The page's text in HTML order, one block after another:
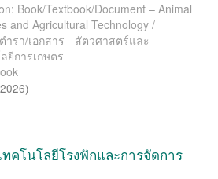
Book/Textbook/Document – Animal
and Agricultural Technology /
ำรา/เอกสาร - สัตวศาสตร์และ
ยีการเกษตร
2026)
ทคโนโลยีโรงฟักและการจัดการ